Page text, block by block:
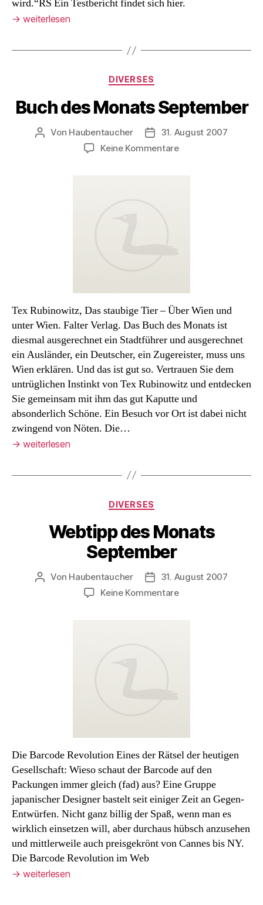
wird.“RS Ein Testbericht findet sich hier.
→ weiterlesen
Kategorien
DIVERSES
Buch des Monats September
Beitragsautor
Von Haubentaucher Veröffentlichungsdatum
31. August 2007
Keine Kommentarezu
Tex Rubinowitz, Das staubige Tier – Über Wien und
unter Wien. Falter Verlag. Das Buch des Monats ist
diesmal ausgerechnet ein Stadtführer und ausgerechnet
ein Ausländer, ein Deutscher, ein Zugereister, muss uns
Wien erklären. Und das ist gut so. Vertrauen Sie dem
untrüglichen Instinkt von Tex Rubinowitz und entdecken
Sie gemeinsam mit ihm das gut Kaputte und
absonderlich Schöne. Ein Besuch vor Ort ist dabei nicht
zwingend von Nöten. Die…
→ weiterlesen
Kategorien
DIVERSES
Webtipp des Monats
September
Beitragsautor
Von Haubentaucher Veröffentlichungsdatum
31. August 2007
Keine Kommentarezu
Die Barcode Revolution Eines der Rätsel der heutigen
Gesellschaft: Wieso schaut der Barcode auf den
Packungen immer gleich (fad) aus? Eine Gruppe
japanischer Designer bastelt seit einiger Zeit an Gegen-
Entwürfen. Nicht ganz billig der Spaß, wenn man es
wirklich einsetzen will, aber durchaus hübsch anzusehen
und mittlerweile auch preisgekrönt von Cannes bis NY.
Die Barcode Revolution im Web
→ weiterlesen